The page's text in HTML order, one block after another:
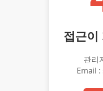
접근이
관리
Email